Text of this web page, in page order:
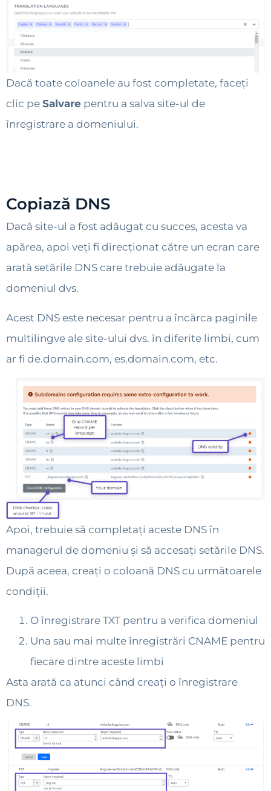
Dacă toate coloanele au fost completate, faceți
clic pe Salvare pentru a salva site-ul de
înregistrare a domeniului.
Copiază DNS
Dacă site-ul a fost adăugat cu succes, acesta va
apărea, apoi veți fi direcționat către un ecran care
arată setările DNS care trebuie adăugate la
domeniul dvs.
Acest DNS este necesar pentru a încărca paginile
multilingve ale site-ului dvs. în diferite limbi, cum
ar fi de.domain.com, es.domain.com, etc.
Apoi, trebuie să completați aceste DNS în
managerul de domeniu și să accesați setările DNS.
După aceea, creați o coloană DNS cu următoarele
condiții.
O înregistrare TXT pentru a verifica domeniul
Una sau mai multe înregistrări CNAME pentru
fiecare dintre aceste limbi
Asta arată ca atunci când creați o înregistrare
DNS.